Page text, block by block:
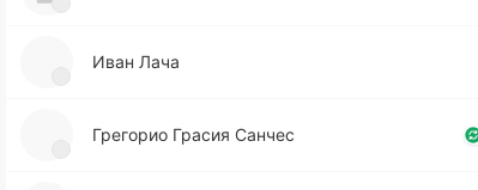
Иван Лача
Гре­го­рио Грасия Санчес